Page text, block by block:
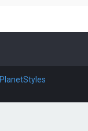
PlanetStyles